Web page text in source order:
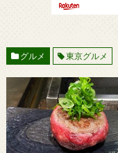
グルメ 東京グルメ